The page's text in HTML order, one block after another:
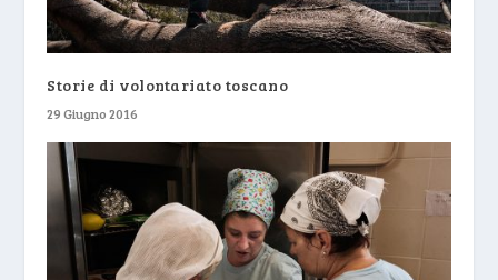
Storie di volontariato toscano
29 Giugno 2016